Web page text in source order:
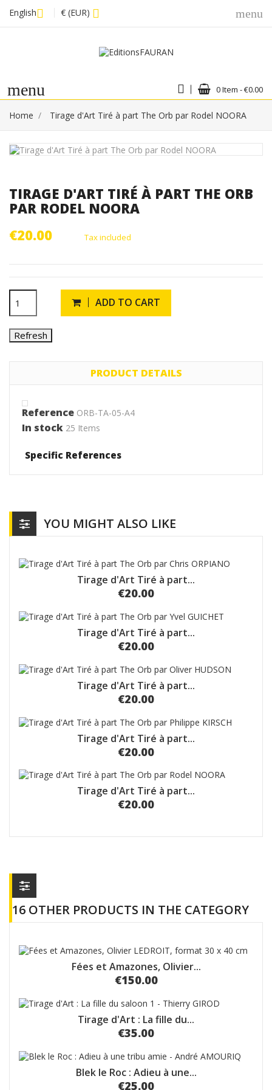
English € (EUR) menu
menu 0 Item - €0.00
Home Tirage d'Art Tiré à part The Orb par Rodel NOORA
TIRAGE D'ART TIRÉ À PART THE ORB
PAR RODEL NOORA
€20.00
Tax included
ADD TO CART
PRODUCT DETAILS
Reference ORB-TA-05-A4
In stock 25 Items
Specific References
YOU MIGHT ALSO LIKE
Tirage d'Art Tiré à part...
€20.00
Tirage d'Art Tiré à part...
€20.00
Tirage d'Art Tiré à part...
€20.00
Tirage d'Art Tiré à part...
€20.00
Tirage d'Art Tiré à part...
€20.00
16 OTHER PRODUCTS IN THE CATEGORY
Fées et Amazones, Olivier...
€150.00
Tirage d'Art : La fille du...
€35.00
Blek le Roc : Adieu à une...
€25.00